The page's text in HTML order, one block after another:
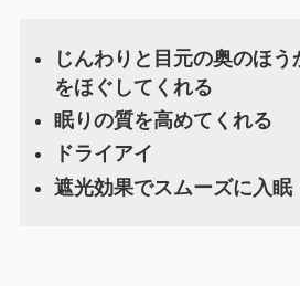
じんわりと目元の奥のほ
をほぐしてくれる
眠りの質を高めてくれる
ドライアイ
遮光効果でスムーズに入眠